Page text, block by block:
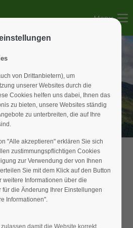
existiert leider nicht.
existiert leider nicht.
existiert leider nicht.
Menu
Halle eine neue
Verfügung.
von der Sektion Weißenburg
von Drittanbietern), um
unserer Websites durch die
Cookies helfen uns dabei, Ihnen das
zu bieten, unsere Websites ständig
zu unterbreiten, die auf Ihre
"Alle akzeptieren" erklären Sie sich
zustimmungspflichtigen Cookies
zur Verwendung der von Ihnen
Sie mit dem Klick auf den Button
weitere Informationen über die
für die Änderung Ihrer Einstellungen
Informationen".
damit die Website korrekt